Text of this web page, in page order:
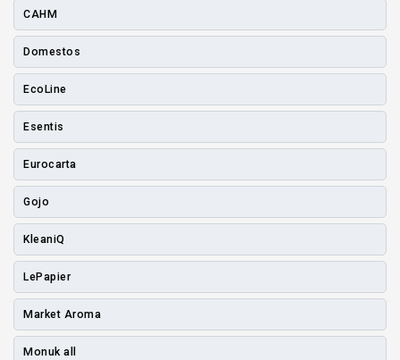
CAHM
Domestos
EcoLine
Esentis
Eurocarta
Gojo
KleaniQ
LePapier
Market Aroma
Monuk all